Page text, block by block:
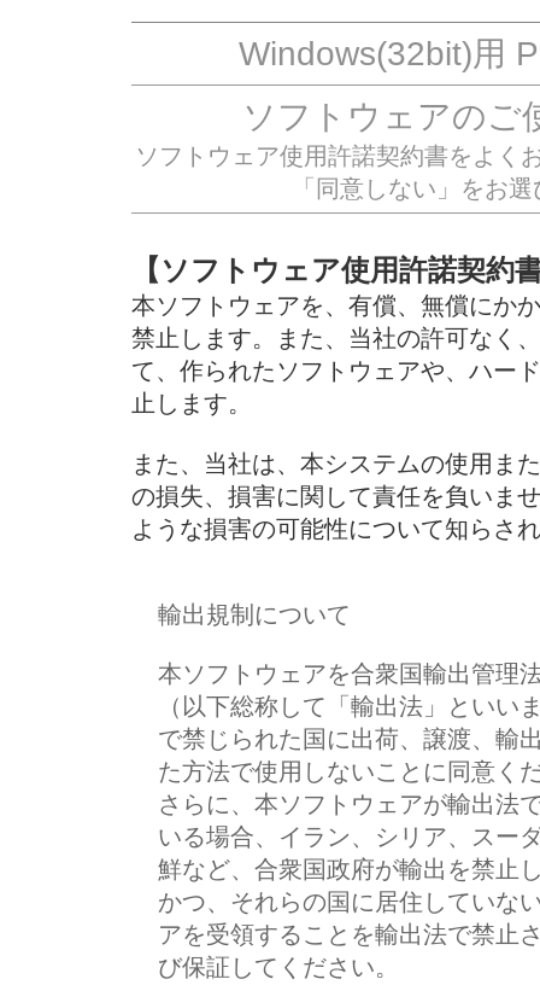
Windows(32bit)用
ソフトウェアのご
ソフトウェア使用許諾契約書をよく
「同意しない」をお
【ソフトウェア使用許諾契約
本ソフトウェアを、有償、無償にか
禁止します。また、当社の許可なく
て、作られたソフトウェアや、ハー
止します。
また、当社は、本システムの使用ま
の損失、損害に関して責任を負いま
ような損害の可能性について知らさ
輸出規制について
本ソフトウェアを合衆国輸出管理
（以下総称して「輸出法」といい
で禁じられた国に出荷、譲渡、輸
た方法で使用しないことに同意く
さらに、本ソフトウェアが輸出法
いる場合、イラン、シリア、スー
鮮など、合衆国政府が輸出を禁止
かつ、それらの国に居住していな
アを受領することを輸出法で禁止
び保証してください。